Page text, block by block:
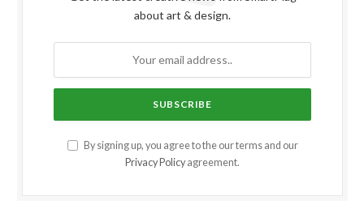
about art & design.
By signing up, you agree to the our terms and our
Privacy Policy agreement.